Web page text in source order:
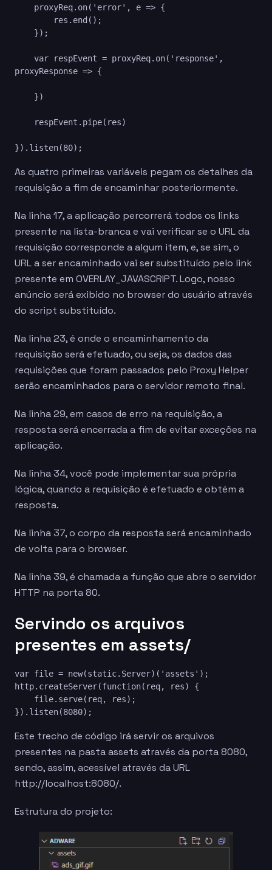
proxyResponse => {
}).listen(80);
As quatro primeiras variáveis pegam os detalhes da
requisição a fim de encaminhar posteriormente.
Na linha 17, a aplicação percorrerá todos os links
presente na lista-branca e vai verificar se o URL da
requisição corresponde a algum item, e, se sim, o
URL a ser encaminhado vai ser substituído pelo link
presente em OVERLAY_JAVASCRIPT. Logo, nosso
anúncio será exibido no browser do usuário através
do script substituído.
Na linha 23, é onde o encaminhamento da
requisição será efetuado, ou seja, os dados das
requisições que foram passados pelo Proxy Helper
serão encaminhados para o servidor remoto final.
Na linha 29, em casos de erro na requisição, a
resposta será encerrada a fim de evitar exceções na
aplicação.
Na linha 34, você pode implementar sua própria
lógica, quando a requisição é efetuado e obtém a
resposta.
Na linha 37, o corpo da resposta será encaminhado
de volta para o browser.
Na linha 39, é chamada a função que abre o servidor
HTTP na porta 80.
Servindo os arquivos
presentes em assets/
var file = new(static.Server)('assets');
http.createServer(function(req, res) {
}).listen(8080);
Este trecho de código irá servir os arquivos
presentes na pasta assets através da porta 8080,
sendo, assim, acessível através da URL
http://localhost:8080/.
Estrutura do projeto: